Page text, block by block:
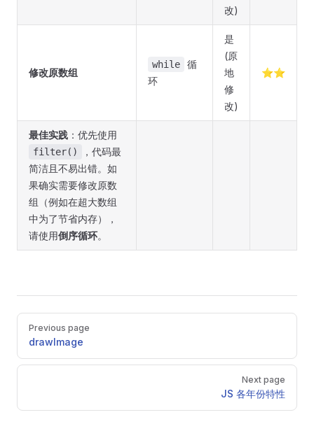
改)
修改原数组
while
循
环
是
(原
地
修
改)
⭐⭐
最佳实践 ：优先使用
filter()
，代码最
简洁且不易出错。如
果确实需要修改原数
组（例如在超大数组
中为了节省内存），
请使用倒序循环。
Pager
Previous page
drawImage
Next page
JS 各年份特性